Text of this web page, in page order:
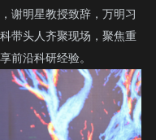
谢明星教授致辞，万明习
带头人齐聚现场，聚焦重
前沿科研经验。